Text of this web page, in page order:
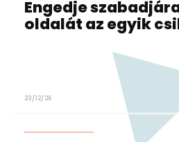
Engedje
oldalát az egyik
23/12/26